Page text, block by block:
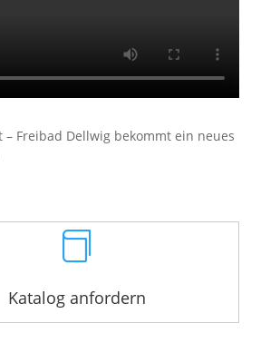
– Freibad Dellwig bekommt ein neues

Katalog anfordern